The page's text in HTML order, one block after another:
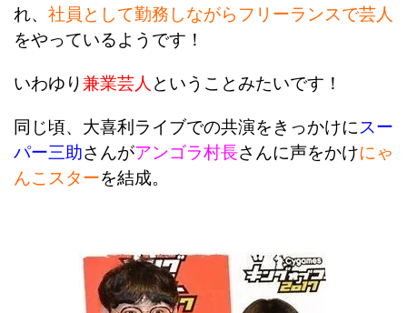
れ、 社員として勤務しながらフリーランスで芸人
をやっているようです！
いわゆり兼業芸人 ということみたいです！
同じ頃、大喜利ライブでの共演をきっかけにスー
パー三助さんがアンゴラ村長さんに声をかけにゃ
んこスターを結成。